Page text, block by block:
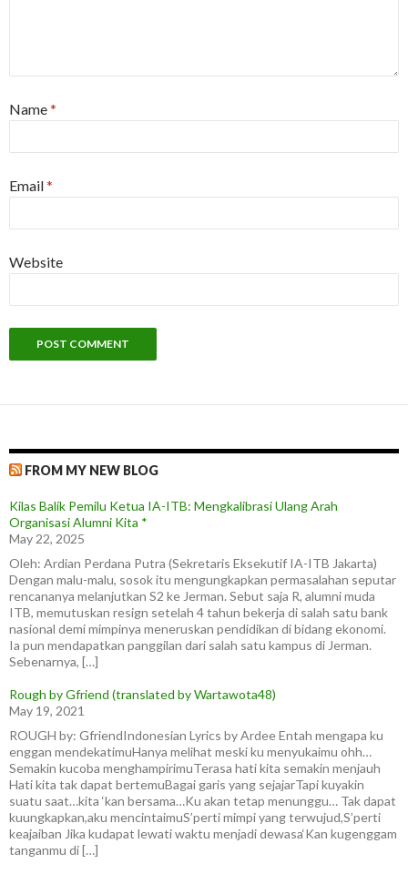
Name*
Email*
Website
FROM MY NEW BLOG
Kilas Balik Pemilu Ketua IA-ITB: Mengkalibrasi Ulang Arah
Organisasi Alumni Kita *
May 22, 2025
Oleh: Ardian Perdana Putra (Sekretaris Eksekutif IA-ITB Jakarta)
Dengan malu-malu, sosok itu mengungkapkan permasalahan seputar
rencananya melanjutkan S2 ke Jerman. Sebut saja R, alumni muda
ITB, memutuskan resign setelah 4 tahun bekerja di salah satu bank
nasional demi mimpinya meneruskan pendidikan di bidang ekonomi.
Ia pun mendapatkan panggilan dari salah satu kampus di Jerman.
Sebenarnya, […]
Rough by Gfriend (translated by Wartawota48)
May 19, 2021
ROUGH by: GfriendIndonesian Lyrics by Ardee Entah mengapa ku
enggan mendekatimuHanya melihat meski ku menyukaimu ohh…
Semakin kucoba menghampirimuTerasa hati kita semakin menjauh
Hati kita tak dapat bertemuBagai garis yang sejajarTapi kuyakin
suatu saat…kita ‘kan bersama…Ku akan tetap menunggu… Tak dapat
kuungkapkan,aku mencintaimuS’perti mimpi yang terwujud,S’perti
keajaiban Jika kudapat lewati waktu menjadi dewasa‘Kan kugenggam
tanganmu di […]